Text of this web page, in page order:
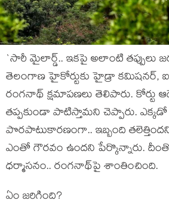
`సారీ మైలార్డ్‌.. ఇక‌పై అలాంటి త‌ప్పులు
తెలంగాణ హైకోర్టుకు హైడ్రా క‌మిష‌న‌ర్‌,
రంగ‌నాథ్ క్షమాప‌ణ‌లు తెలిపారు. కోర్టు
త‌ప్ప‌కుండా పాటిస్తామ‌ని చెప్పారు.
పొర‌పాటుకార‌ణంగా.. ఇబ్బంది
ఎంతో గౌర‌వం ఉంద‌ని పేర్కొన్నారు. దీంతో
ధ‌ర్మాస‌నం.. రంగ‌నాథ్‌పై శాంతించింది.
ఏం జ‌రిగింది?